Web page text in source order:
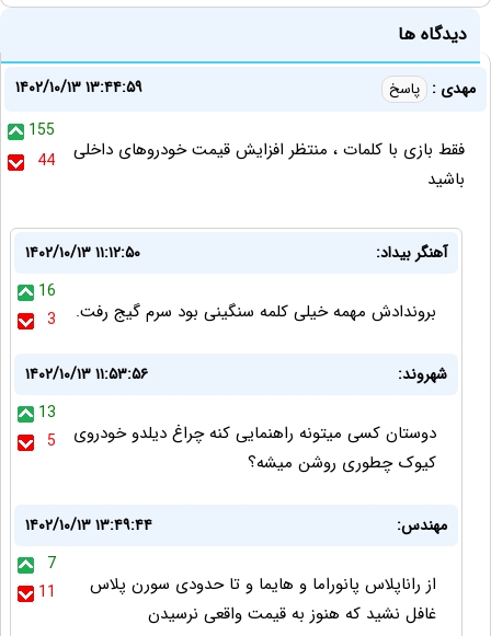
دیدگاه ها
مهدی : پاسخ
۱۴۰۲/۱۰/۱۳ ۱۳:۴۴:۵۹
155
44
فقط بازی با کلمات ، منتظر افزایش قیمت خودروهای داخلی
باشید
آهنگر بیداد:
۱۴۰۲/۱۰/۱۳ ۱۱:۱۲:۵۰
16
3
بروندادش مهمه خیلی کلمه سنگینی بود سرم گیج رفت.
شهروند:
۱۴۰۲/۱۰/۱۳ ۱۱:۵۳:۵۶
13
5
دوستان کسی میتونه راهنمایی کنه چراغ دیلدو خودروی
کیوک چطوری روشن میشه؟
مهندس:
۱۴۰۲/۱۰/۱۳ ۱۳:۴۹:۴۴
7
11
از راناپلاس پانوراما و هایما و تا حدودی سورن پلاس
غافل نشید که هنوز به قیمت واقعی نرسیدن